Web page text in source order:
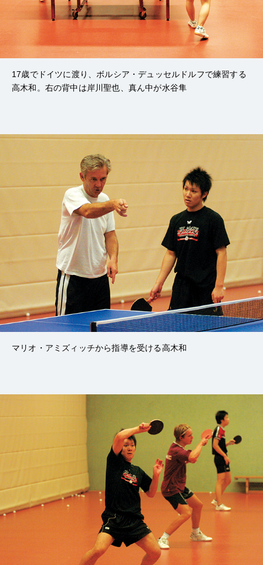
17歳でドイツに渡り、ボルシア・デュッセルドルフで練習する
高木和。右の背中は岸川聖也、真ん中が水谷隼
マリオ・アミズィッチから指導を受ける高木和